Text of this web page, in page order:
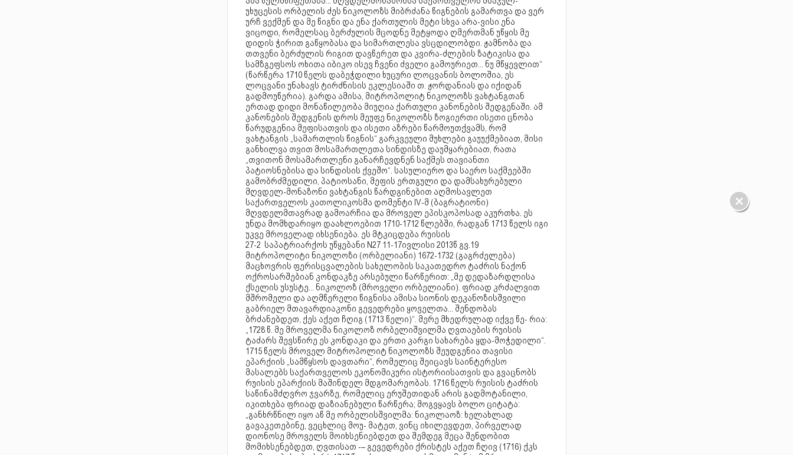
უხუცესის ორბელის ძეს ნიკოლოზს მიბრძანა წიგნების გამართვა და ვერ
ურჩ ვექმენ და მე წიგნი და ენა ქართულის მეტი სხვა არა-ვისი ენა
ვიცოდი, რომელსაც ბერძულის მცოდნე მეტყოდა ღმერთმან უწყის მე
დიდის ჭირით გაწყობასა და სიმართლესა ვსცდილობდი. ჟამნობა და
თთვენი ბერძულის რიგით დავწერეთ და კვირა-ძლების ზატიკისა და
სამზგეფსოს ოხითა იბიკო ისევ ჩვენი ძველი გამოურიეთ... ნუ მწყევლით“
(წარწერა 1710 წელს დაბეჭდილი ხუცური ლოცვანის ბოლოშია, ეს
ლოცვანი უნახავს ტირძნისის ეკლესიაში თ. ჟორდანიას და იქიდან
გადმოუწერია). გარდა ამისა, მიტროპოლიტ ნიკოლოზს ვახტანგთან
ერთად დიდი მონაწილეობა მიუღია ქართული კანონების შედგენაში. ამ
კანონების შედგენის დროს მეუფე ნიკოლოზს ზოგიერთი ისეთი ცნობა
წარუდგენია მეფისათვის და ისეთი აზრები წარმოუთქვამს, რომ
ვახტანგის „სამართლის წიგნის“ გარკვეული მუხლები გაუუქმებიათ, მისი
განხილვა თვით მოსამართლეთა სინდისზე დაუმყარებიათ, რათა
„თვითონ მოსამართლენი განარჩევდნენ საქმეს თავიანთი
პატიოსნებისა და სინდისის ქვეშო“. სასულიერო და საერო საქმეებში
გამობრძმედილი, პატიოსანი, მეფის ერთგული და დამსახურებული
მღვდელ-მონაზონი ვახტანგის წარდგინებით აღმოსავლეთ
საქართველოს კათოლიკოსმა დომენტი IV-მ (ბაგრატიონი)
მღვდელმთავრად გამოარჩია და მროველ ეპისკოპოსად აკურთხა. ეს
უნდა მომხდარიყო დაახლოებით 1710-1712 წლებში, რადგან 1713 წელს იგი
უკვე მროველად იხსენიება. ეს მტკიცდება რუისის
27-2 საპატრიარქოს უწყებანი N27 11-17ივლისი 2013წ გვ.19
მიტროპოლიტი ნიკოლოზი (ორბელიანი) 1672-1732 (გაგრძელება)
მაცხოვრის ფერისცვალების სახელობის საკათედრო ტაძრის ნაქონ
ოქროსარშებიან კონდაკზე არსებული წარწერით: „მე დედაზარდლისა
ქსელის უსუსტე... ნიკოლოზ (მროველი ორბელიანი). ფრიად კრძალვით
მშრომელი და აღმწერელი წიგნისა ამისა სიონის დეკანოზისშვილი
გაბრიელ მთავარდიაკონი გევედრები ყოველთა... შენდობას
ბრძანებდეთ, ქეს აქეთ ჩღიგ (1713 წელი)“. მერე მხედრულად იქვე წე- რია:
„1728 წ. მე მროველმა ნიკოლოზ ორბელიშვილმა ღვთაების რუისის
ტაძარს შევსწირე ეს კონდაკი და ერთი კარგი სახარება ყდა-მოჭედილი“.
1715 წელს მროველ მიტროპოლიტ ნიკოლოზს შეუდგენია თავისი
ეპარქიის „სამწყსოს დავთარი“, რომელიც შეიცავს საინტერესო
მასალებს საქართველოს ეკონომიკური ისტორიისათვის და გვაცნობს
რუისის ეპარქიის მაშინდელ მდგომარეობას. 1716 წელს რუისის ტაძრის
საწინამძღვრო ჯვარზე, რომელიც ერუშეთიდან არის გადმოტანილი,
იკითხება ფრიად დაზიანებული წარწერა; მოგვყავს ბოლო ციტატა:
„განხრწნილ იყო აწ მე ორბელისშვილმა: ნიკოლაოზ: ხელახლად
გავაკეთებინე, ვეცხლიც მოუ- მატეთ, ვინც იხილევდეთ, პირველად
დიონოსე მროველს მოიხსენიებდეთ და შემდეგ მეცა შენდობით
მომიხსენებდეთ, ღვთისათ -– გევედრები ქრისტეს აქეთ ჩღივ (1716) ქკს